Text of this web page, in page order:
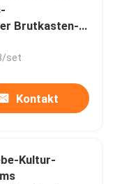
Brutkasten-
set
Kontakt
Kultur-